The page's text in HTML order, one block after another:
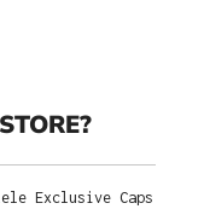
Exclusive Caps